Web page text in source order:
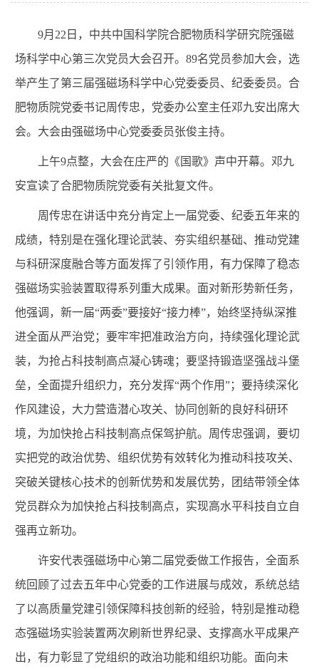
9月 22 日，中共中国科学院合肥物质科学研究院强磁
场科学中心第三次党员大会召开。 89名党员参加大会，选
举产生了第三届强磁场科学中心党委委员、纪委委员。合
肥物质院党委书记周传忠，党委办公室主任邓九安出席大
会。大会由强磁场中心党委委员张俊主持。
上午9点整，大会在庄严的《国歌》声中开幕。 邓九
安宣读了合肥物质院党委有关批复文件。
周传忠在讲话中充分肯定上一届党委、纪委五年来的
成绩，特别是在强化理论武装、夯实组织基础、推动党建
与科研深度融合等方面发挥了引领作用，有力保障了稳态
强磁场实验装置取得系列重大成果。面对新形势新任务，
他强调，新一届“两委”要接好“接力棒”，始终坚持纵深推
进全面从严治党；要牢牢把准政治方向，持续强化理论武
装，为抢占科技制高点凝心铸魂；要坚持锻造坚强战斗堡
垒，全面提升组织力，充分发挥“两个作用”；要持续深化
作风建设，大力营造潜心攻关、协同创新的良好科研环
境，为加快抢占科技制高点保驾护航。周传忠强调，要切
实把党的政治优势、组织优势有效转化为推动科技攻关、
突破关键核心技术的创新优势和发展优势，团结带领全体
党员群众为加快抢占科技制高点，实现高水平科技自立自
强再立新功。
许安代表强磁场中心第二届党委做工作报告，全面系
统回顾了过去五年中心党委的工作进展与成效，系统总结
了以高质量党建引领保障科技创新的经验，特别是推动稳
态强磁场实验装置两次刷新世界纪录、支撑高水平成果产
出，有力彰显了党组织的政治功能和组织功能。面向未